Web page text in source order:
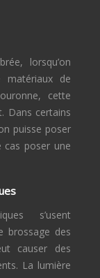
lorsqu’on
matériaux de
cette
Dans certains
puisse poser
cas poser une
s’usent
brossage des
causer des
La lumière